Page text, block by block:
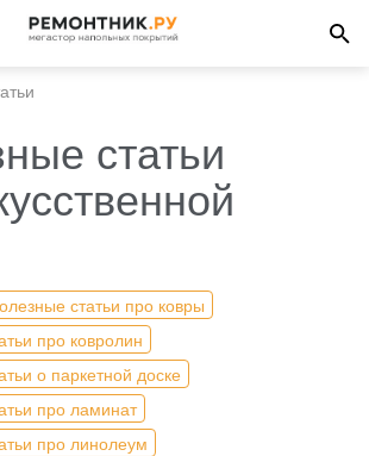
статьи
статьи про ковры
про ковролин
о паркетной доске
про ламинат
про линолеум